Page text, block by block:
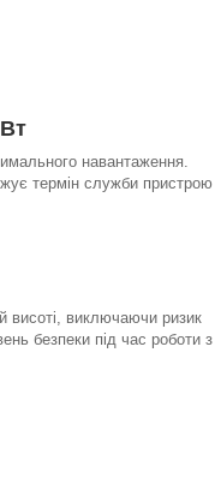
навантаження.
термін служби пристрою
висоті, виключаючи ризик
безпеки під час роботи з